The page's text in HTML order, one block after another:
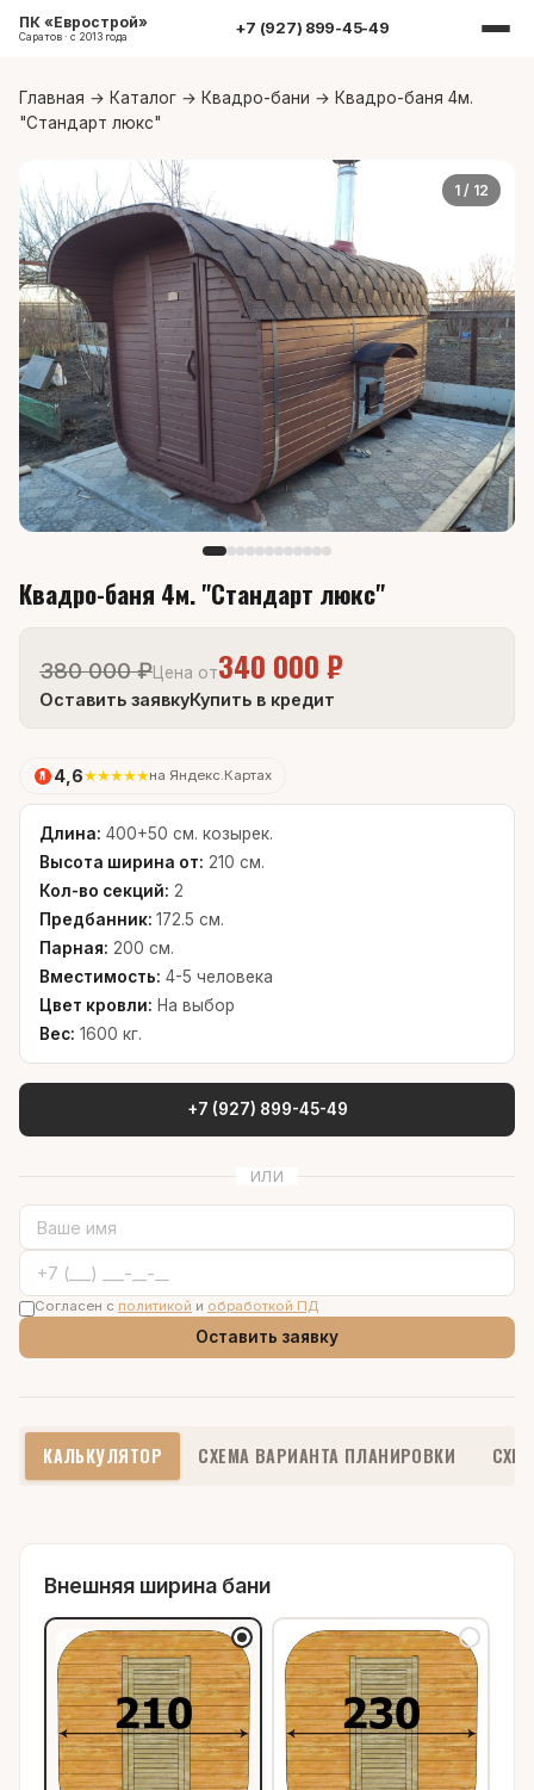
ПК «Еврострой»
Саратов · с 2013 года +7 (927) 899-45-49
Главная → Каталог → Квадро-бани → Квадро-баня 4м.
"Стандарт люкс"
1 / 12
Квадро-баня 4м. "Стандарт люкс"
380 000 ₽ Цена от340 000 ₽
Оставить заявкуКупить в кредит
4,6★★★★★ на Яндекс.Картах
Длина: 400+50 см. козырек.
Высота ширина от: 210 см.
Кол-во секций: 2
Предбанник: 172.5 см.
Парная: 200 см.
Вместимость: 4-5 человека
Цвет кровли: На выбор
Вес: 1600 кг.
+7 (927) 899-45-49
ИЛИ
Согласен с политикой и обработкой ПД
Оставить заявку
КАЛЬКУЛЯТОР СХЕМА ВАРИАНТА ПЛАНИРОВКИ
Внешняя ширина бани